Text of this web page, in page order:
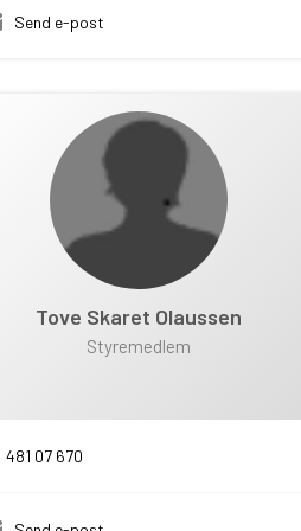
Send e-post
Tove Skaret Olaussen
Styremedlem
481 07 670